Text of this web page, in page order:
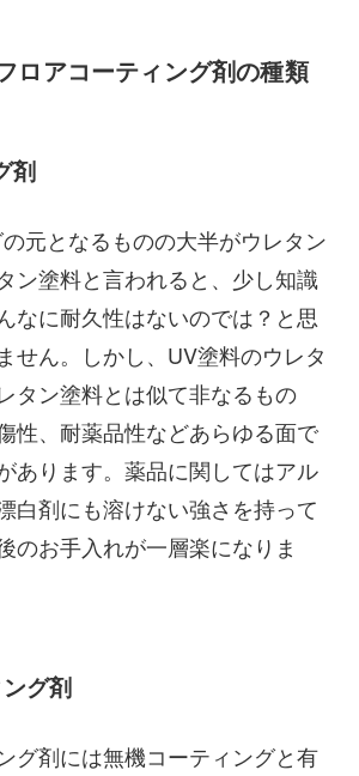
ロアコーティング剤の種類
剤
元となるものの大半がウレタン
ン塗料と言われると、少し知識
なに耐久性はないのでは？と思
せん。しかし、UV塗料のウレタ
タン塗料とは似て非なるもの
性、耐薬品性などあらゆる面で
あります。薬品に関してはアル
白剤にも溶けない強さを持って
のお手入れが一層楽になりま
グ剤
グ剤には無機コーティングと有